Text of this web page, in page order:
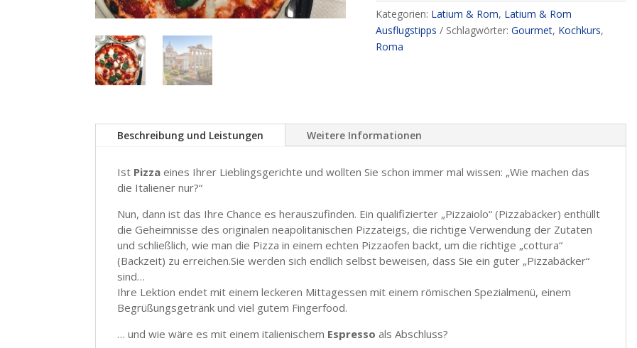
Kategorien: Latium & Rom, Latium & Rom
Ausflugstipps
Schlagwörter: Gourmet, Kochkurs,
Roma
Beschreibung und Leistungen Weitere Informationen
Ist Pizza eines Ihrer Lieblingsgerichte und wollten Sie schon immer mal wissen: „Wie machen das
die Italiener nur?“
Nun, dann ist das Ihre Chance es herauszufinden. Ein qualifizierter „Pizzaiolo“ (Pizzabäcker) enthüllt
die Geheimnisse des originalen neapolitanischen Pizzateigs, die richtige Verwendung der Zutaten
und schließlich, wie man die Pizza in einem echten Pizzaofen backt, um die richtige „cottura“
(Backzeit) zu erreichen.Sie werden sich endlich selbst beweisen, dass Sie ein guter „Pizzabäcker“
sind…
Ihre Lektion endet mit einem leckeren Mittagessen mit einem römischen Spezialmenü, einem
Begrüßungsgetränk und viel gutem Fingerfood.
… und wie wäre es mit einem italienischem Espresso als Abschluss?